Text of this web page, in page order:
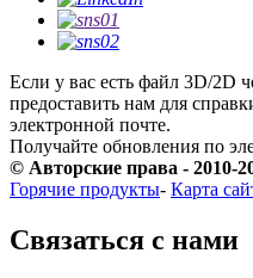
Если у вас есть файл 3D/2D
предоставить нам для
электронной почте.
Получайте обновления по
© Авторские права - 2010-
Горячие продукты- Карта
Связаться с нами